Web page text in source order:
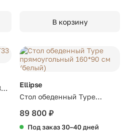
В корзину
Ellipse
Стол обеденный Type
прямоугольный 160*90 см
89 800 ₽
Под заказ 30–40 дней